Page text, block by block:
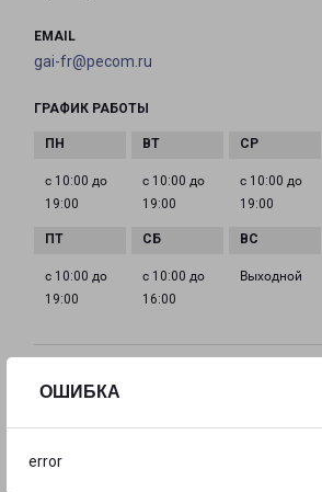
ОШИБКА
error
EMAIL
gai-fr@pecom.ru
ГРАФИК РАБОТЫ
с 10:00 до
19:00
с 10:00 до
19:00
с 10:00 до
19:00
с 10:00 до
19:00
с 10:00 до
16:00
Выходной
ЯСНЫЙ